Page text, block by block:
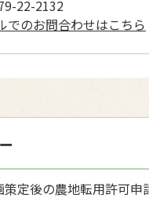
22-2132
でのお問合わせはこちら
策定後の農地転用許可申